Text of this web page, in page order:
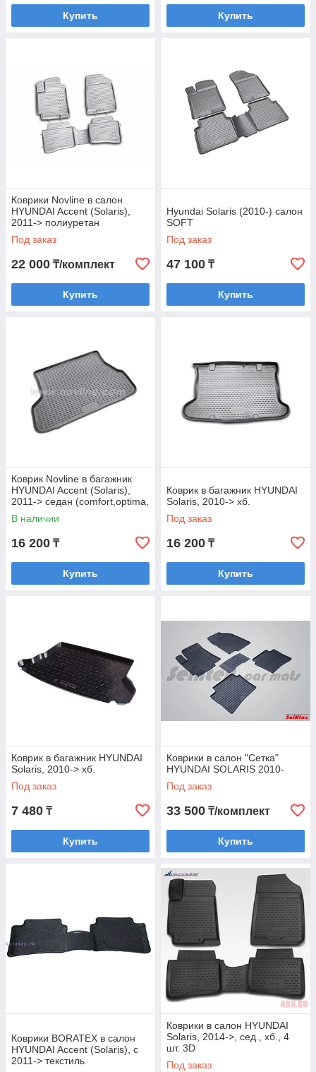
Купить Купить
Коврики Novline в салон
HYUNDAI Accent (Solaris),
2011-> полиуретан
Под заказ
22 000 ₸/комплект
Купить
Hyundai Solaris (2010-) салон
SOFT
Под заказ
47 100 ₸
Купить
Коврик Novline в багажник
HYUNDAI Accent (Solaris),
2011-> седан (comfort,optima,
family)
В наличии
16 200 ₸
Купить
Коврик в багажник HYUNDAI
Solaris, 2010-> хб.
Под заказ
16 200 ₸
Купить
Коврик в багажник HYUNDAI
Solaris, 2010-> хб.
Под заказ
7 480 ₸
Купить
Коврики в салон "Сетка"
HYUNDAI SOLARIS 2010-
Под заказ
33 500 ₸/комплект
Купить
Коврики BORATEX в салон
HYUNDAI Accent (Solaris), с
2011-> текстиль
Коврики в салон HYUNDAI
Solaris, 2014->, сед., хб., 4
шт. 3D
Под заказ